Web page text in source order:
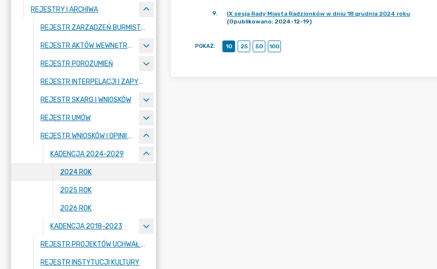
REJESTRY I ARCHIWA
REJESTR ZARZĄDZEŃ BURMISTRZA MIASTA
REJESTR AKTÓW WEWNĘTRZNYCH
REJESTR POROZUMIEŃ
REJESTR INTERPELACJI I ZAPYTAŃ RADNYCH
REJESTR SKARG I WNIOSKÓW
REJESTR UMÓW
REJESTR WNIOSKÓW I OPINII KOMISJI RADY MIASTA
KADENCJA 2024-2029
2024 ROK
2025 ROK
2026 ROK
KADENCJA 2018-2023
REJESTR PROJEKTÓW UCHWAŁ RADY MIASTA RADZIONKÓW
REJESTR INSTYTUCJI KULTURY
9.
IX sesja Rady Miasta Radzionków w dniu 18 grudnia 2024 roku
(Opublikowano: 2024-12-19)
POKAŻ: 10 25 50 100